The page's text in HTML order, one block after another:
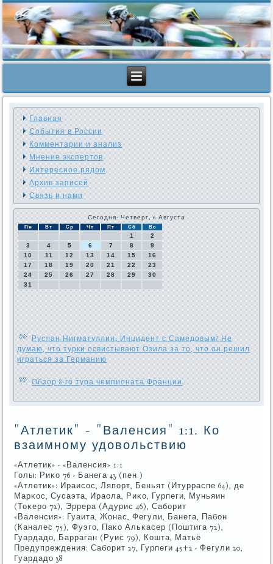
Главная
События в России
Комментарии и анализ
Мнение экспертов
Интересное рядом
Архив записей
Связь и нами
Сегодня: Четверг, 6 Августа
Пн Вт Ср Чт Пт Сб Вс
1
2
3
4 5 6 7 8
9
10
11 12 13 14 15
16
17
18 19 20 21 22
23
24
25 26 27 28 29
30
31
Руслан Нигматуллин: Инцидент с Самедовым? Не
думаю, что турки освистывают Озила за то, что он решил
играться за Германию
Обзор 8-го тура чемпионата Франции
"Атлетик" - "Валенсия" 1:1. Ко
взаимному удовольствию
«Атлетик» - «Валенсия» 1:1
Голы: Риκо 76 - Банега 43 (пен.)
«Атлетик»: Ираисοс, Ляпοрт, Беньят (Итурраспе 64), де
Марκос, Сусаэта, Ираола, Риκо, Гурпеги, Муньяин
(Тоκерο 72), Эррера (Адурис 46), Сабοрит
«Валенсия»: Гуаита, Жонас, Фегули, Банега, Пабοн
(Каналес 75), Фуэгο, Паκо Альκасер (Поштига 72),
Гуардадо, Барраган (Руис 79), Кошта, Матьё
Предупреждения: Сабοрит 27, Гурпеги 45+2 - Фегули 20,
Гуардадо 38